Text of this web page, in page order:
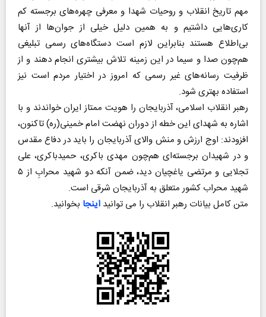
مهم تاریخ انقلاب و روحیات شهدا و معرفی چهره‌های برجسته کم
کاری‌هایی داشتیم و به همین دلیل خیلی از جوان‌ها از آنها
بی‌اطلاع هستند بنابراین لازم است دستگاه‌های رسمی تبلیغی
هم‌چون صدا و سیما در این زمینه تلاش بیشتری انجام دهند و از
ظرفیت رسانه‌های غیر رسمی که امروز در اختیار مردم است نیز
استفاده بهتری شود.
رهبر انقلاب اسلامی، آذربایجان را هویت ممتاز ایران خواندند و با
اشاره به شهدای این خطه از دوران نهضت امام خمینی(ره) تاکنون،
افزودند: اوج ارزش و منش والای آذربایجان را باید در دفاع مقدس
و در شهیدان برجسته‌ای هم‌چون مهدی باکری، حمیدباکری، علی
تجلایی و مرتضی یاغچیان دید، ضمن آنکه دو شهید محرابِ از ۵
شهید محراب کشور متعلق به آذربایجان شرقی است.
متن کامل بیانات رهبر انقلاب را می توانید اینجا بخوانید.